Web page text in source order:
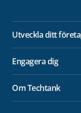
Utveckla ditt
Engagera dig
Om Techtank